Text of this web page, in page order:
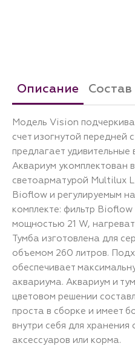
Описание Состав
Модель Vision
счет изогнутой передней
предлагает
Аквариум укомплектован
светоарматурой Multilux
Bioflow и регулируемым
комплекте: фильтр
мощностью 21 W,
Тумба изготовлена для
объемом 260 литров.
обеспечивает
аквариума. Аквариум и
цветовом решении
проста в сборке и имеет
внутри себя для хранения
аксессуаров или корма.